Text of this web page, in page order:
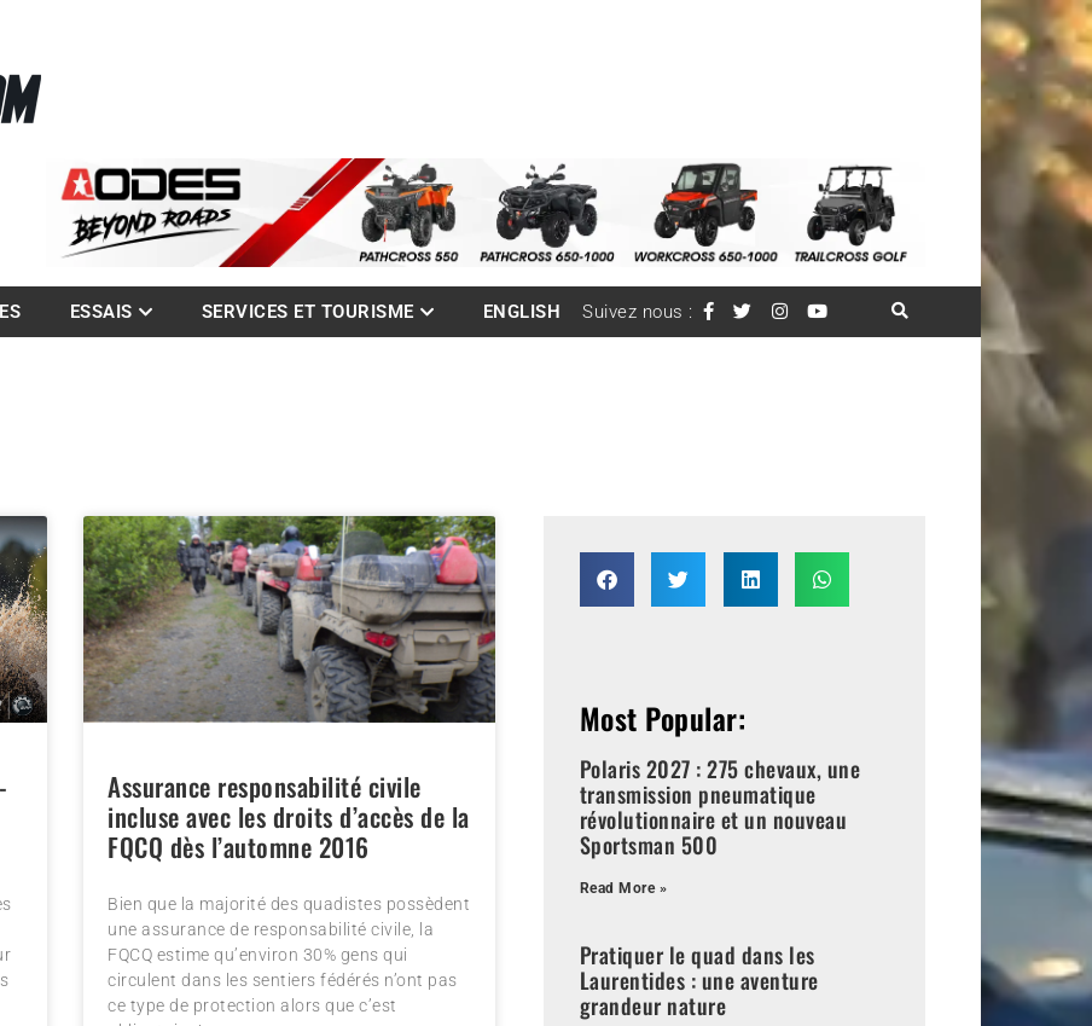
ESSAIS SERVICES ET TOURISME ENGLISH Suivez nous :
Assurance responsabilité civile
incluse avec les droits d’accès de la
FQCQ dès l’automne 2016
Bien que la majorité des quadistes possèdent
une assurance de responsabilité civile, la
FQCQ estime qu’environ 30% gens qui
circulent dans les sentiers fédérés n’ont pas
ce type de protection alors que c’est
Most Popular:
Polaris 2027 : 275 chevaux, une
transmission pneumatique
révolutionnaire et un nouveau
Sportsman 500
Read More »
Pratiquer le quad dans les
Laurentides : une aventure
grandeur nature